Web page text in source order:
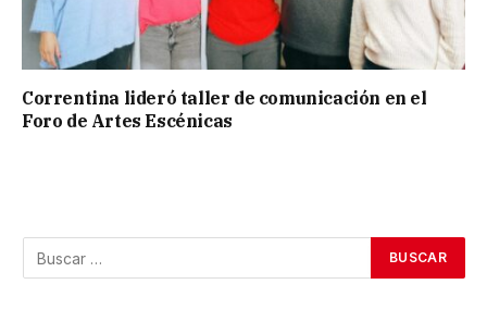
Correntina lideró taller de comunicación en el
Foro de Artes Escénicas